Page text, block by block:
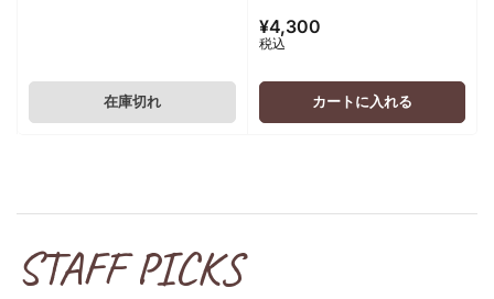
在庫切れ
通
常
価
¥4,300
税込
カートに入れる
STAFF PICKS